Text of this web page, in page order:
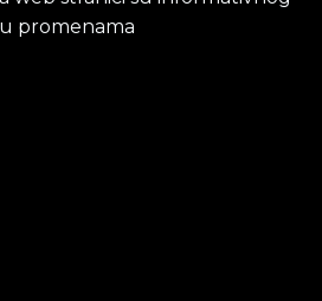
promenama